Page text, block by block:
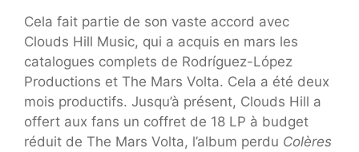
Cela fait partie de son vaste accord avec
Clouds Hill Music, qui a acquis en mars les
catalogues complets de Rodríguez-López
Productions et The Mars Volta. Cela a été deux
mois productifs. Jusqu’à présent, Clouds Hill a
offert aux fans un coffret de 18 LP à budget
réduit de The Mars Volta, l’album perdu Colères